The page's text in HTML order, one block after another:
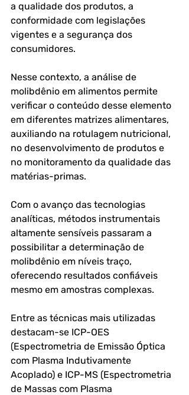
a qualidade dos produtos, a
conformidade com legislações
vigentes e a segurança dos
consumidores.
Nesse contexto, a análise de
molibdênio em alimentos permite
verificar o conteúdo desse elemento
em diferentes matrizes alimentares,
auxiliando na rotulagem nutricional,
no desenvolvimento de produtos e
no monitoramento da qualidade das
matérias-primas.
Com o avanço das tecnologias
analíticas, métodos instrumentais
altamente sensíveis passaram a
possibilitar a determinação de
molibdênio em níveis traço,
oferecendo resultados confiáveis
mesmo em amostras complexas.
Entre as técnicas mais utilizadas
destacam-se ICP-OES
(Espectrometria de Emissão Óptica
com Plasma Indutivamente
Acoplado) e ICP-MS (Espectrometria
de Massas com Plasma